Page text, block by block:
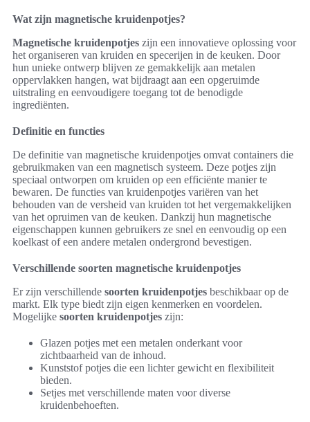
Wat zijn magnetische kruidenpotjes?
Magnetische kruidenpotjes zijn een innovatieve oplossing voor
het organiseren van kruiden en specerijen in de keuken. Door
hun unieke ontwerp blijven ze gemakkelijk aan metalen
oppervlakken hangen, wat bijdraagt aan een opgeruimde
uitstraling en eenvoudigere toegang tot de benodigde
ingrediënten.
Definitie en functies
De definitie van magnetische kruidenpotjes omvat containers die
gebruikmaken van een magnetisch systeem. Deze potjes zijn
speciaal ontworpen om kruiden op een efficiënte manier te
bewaren. De functies van kruidenpotjes variëren van het
behouden van de versheid van kruiden tot het vergemakkelijken
van het opruimen van de keuken. Dankzij hun magnetische
eigenschappen kunnen gebruikers ze snel en eenvoudig op een
koelkast of een andere metalen ondergrond bevestigen.
Verschillende soorten magnetische kruidenpotjes
Er zijn verschillende soorten kruidenpotjes beschikbaar op de
markt. Elk type biedt zijn eigen kenmerken en voordelen.
Mogelijke soorten kruidenpotjes zijn:
Glazen potjes met een metalen onderkant voor
zichtbaarheid van de inhoud.
Kunststof potjes die een lichter gewicht en flexibiliteit
bieden.
Setjes met verschillende maten voor diverse
kruidenbehoeften.